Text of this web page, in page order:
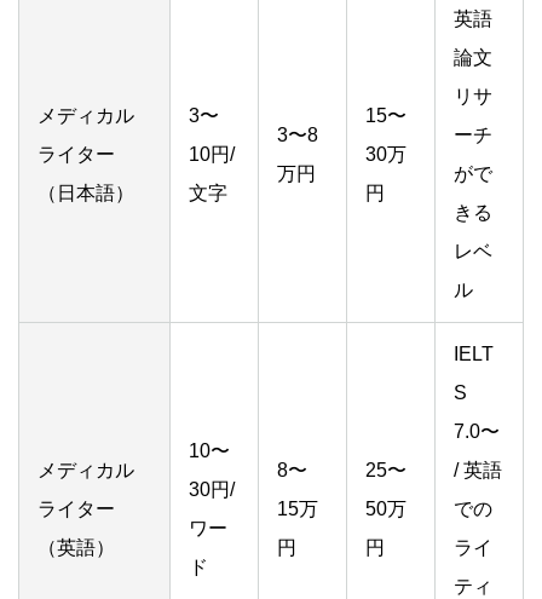
メディカル
ライター
（日本語）
3〜
10円/
文字
3〜8
万円
15〜
30万
円
英語
論文
リサ
ーチ
がで
きる
レベ
ル
メディカル
ライター
（英語）
10〜
30円/
ワー
ド
8〜
15万
円
25〜
50万
円
IELT
S
7.0〜
/ 英語
での
ライ
ティ